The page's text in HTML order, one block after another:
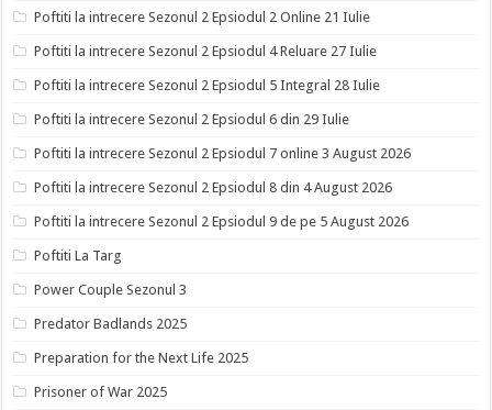
Poftiti la intrecere Sezonul 2 Epsiodul 2 Online 21 Iulie
Poftiti la intrecere Sezonul 2 Epsiodul 4 Reluare 27 Iulie
Poftiti la intrecere Sezonul 2 Epsiodul 5 Integral 28 Iulie
Poftiti la intrecere Sezonul 2 Epsiodul 6 din 29 Iulie
Poftiti la intrecere Sezonul 2 Epsiodul 7 online 3 August 2026
Poftiti la intrecere Sezonul 2 Epsiodul 8 din 4 August 2026
Poftiti la intrecere Sezonul 2 Epsiodul 9 de pe 5 August 2026
Poftiti La Targ
Power Couple Sezonul 3
Predator Badlands 2025
Preparation for the Next Life 2025
Prisoner of War 2025